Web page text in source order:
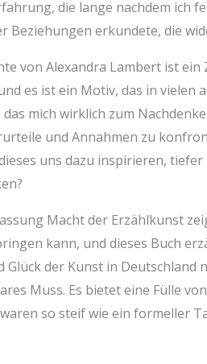
die lange nachdem ich
Beziehungen erkundete, die
von Alexandra Lambert ist
es ist ein Motiv, das in vielen
das mich wirklich zum
und Annahmen zu
uns dazu inspirieren,
Macht der Erzählkunst
kann, und dieses Buch
Glück der Kunst in Deutschland
Muss. Es bietet eine Fülle
so steif wie ein formeller